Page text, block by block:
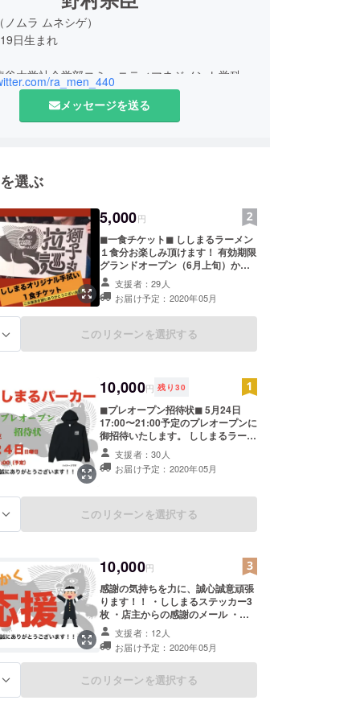
ネシゲ）
日生まれ
大学社会学部コミュニティマネジメント学科
ばこ専門店「OMEN relax shisha lounge」移転
として「多くの方の悩みや喜びを共有したい」
経営を始めました。お寺では感じられない、多
と多くの喜びに出会いました。
、「町おこし」「人の集まるイベント」の研究
挑戦を続けています。
町おこし」は、若者が機能的に楽しめる環境
が広がっていく事で地域が活気づいていく事だ
らず、それに直結するフラストレーションを発
が充実しているとは言えません。
の復活は、その一端と考えています。
ra_men_440
メッセージを送る
選ぶ
5,000円
◼︎一食チケット◼︎ ししまるラーメン
１食分お楽しみ頂けます！ 有効期限
グランドオープン（6月上旬）から
１年間有効 ◼︎拉麺ししまる手拭い◼︎
来店時に「拉麺ししまる手拭い」を
お渡しします。 ◼︎感謝のメール◼︎ 店
主から感謝のメールをお送りしま
す。
支援者：29人
お届け予定：2020年05月
このリターンを選択する
10,000円 残り 30
◼︎プレオープン招待状◼︎ 5月24日
17:00〜21:00予定のプレオープンに
御招待いたします。 ししまるラーメ
ン１食分付きです。 プレオープンに
予定が合わない場合は、 グランド
オープン後の１食分のチケットとし
ンドオープンから（6月上旬）１年
間 いち早くししまるをお楽しみ頂け
XL パーカーの受け取りができない
場合は、サイズ確認して発送いたし
ます。
支援者：30人
お届け予定：2020年05月
このリターンを選択する
10,000円
感謝の気持ちを力に、誠心誠意頑張
ります！！ ・ししまるステッカー3
枚 ・店主からの感謝のメール ・感
謝をスタッフ一同より動画にしてお
伝えします ※こちらのコースはリ
ターンコストがあまりかからない
為、いただくご支援の多くをプロ
ジェクトの為に活用させていただく
支援者：12人
お届け予定：2020年05月
このリターンを選択する